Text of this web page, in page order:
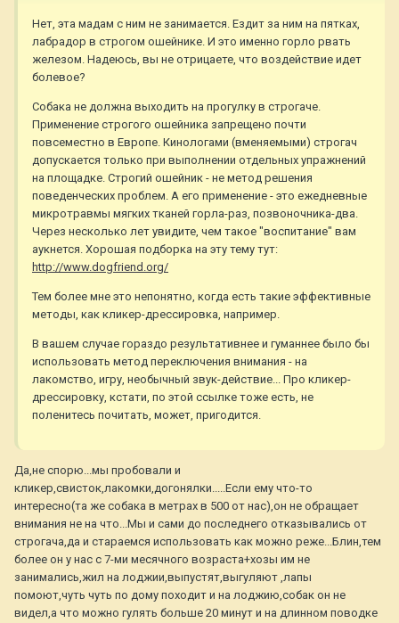
Нет, эта мадам с ним не занимается. Ездит за ним на пятках,
лабрадор в строгом ошейнике. И это именно горло рвать
железом. Надеюсь, вы не отрицаете, что воздействие идет
болевое?
Собака не должна выходить на прогулку в строгаче.
Применение строгого ошейника запрещено почти
повсеместно в Европе. Кинологами (вменяемыми) строгач
допускается только при выполнении отдельных упражнений
на площадке. Строгий ошейник - не метод решения
поведенческих проблем. А его применение - это ежедневные
микротравмы мягких тканей горла-раз, позвоночника-два.
Через несколько лет увидите, чем такое "воспитание" вам
аукнется. Хорошая подборка на эту тему тут:
http://www.dogfriend.org/
Тем более мне это непонятно, когда есть такие эффективные
методы, как кликер-дрессировка, например.
В вашем случае гораздо результативнее и гуманнее было бы
использовать метод переключения внимания - на
лакомство, игру, необычный звук-действие... Про кликер-
дрессировку, кстати, по этой ссылке тоже есть, не
поленитесь почитать, может, пригодится.
Да,не спорю...мы пробовали и
кликер,свисток,лакомки,догонялки.....Если ему что-то
интересно(та же собака в метрах в 500 от нас),он не обращает
внимания не на что...Мы и сами до последнего отказывались от
строгача,да и стараемся использовать как можно реже...Блин,тем
более он у нас с 7-ми месячного возраста+хозы им не
занимались,жил на лоджии,выпустят,выгуляют ,лапы
помоют,чуть чуть по дому походит и на лоджию,собак он не
видел,а что можно гулять больше 20 минут и на длинном поводке